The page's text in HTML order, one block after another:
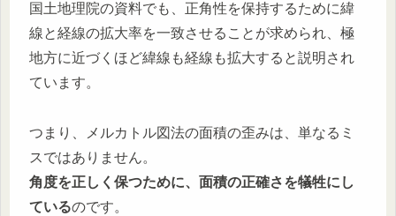
国土地理院の資料でも、正角性を保持するために緯
線と経線の拡大率を一致させることが求められ、極
地方に近づくほど緯線も経線も拡大すると説明され
ています。
つまり、メルカトル図法の面積の歪みは、単なるミ
スではありません。
角度を正しく保つために、面積の正確さを犠牲にし
ているのです。